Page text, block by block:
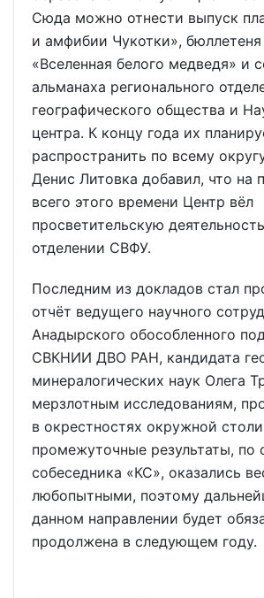
Сюда можно отнести выпуск
и амфибии Чукотки»,
«Вселенная белого медведя» и
альманаха регионального
географического общества и
центра. К концу года их
распространить по всему
Денис Литовка добавил, что на
всего этого времени Центр вёл
просветительскую
отделении СВФУ.
Последним из докладов стал
отчёт ведущего научного
Анадырского обособленного
СВКНИИ ДВО РАН, кандидата
минералогических наук Олега
мерзлотным исследованиям,
в окрестностях окружной
промежуточные результаты, по
собеседника «КС», оказались
любопытными, поэтому
данном направлении будет
продолжена в следующем году.